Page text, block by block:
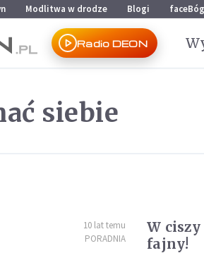
Modlitwa w drodze Blogi faceBóg
Radio DEON
siebie
10 lat temu
PORADNIA
W
fajny!